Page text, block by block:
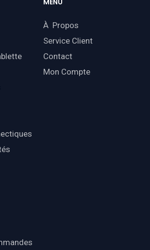
MENU
À Propos
Service Client
Contact
Mon Compte